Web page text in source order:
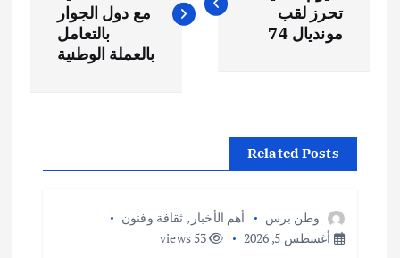
تحرز لقب
مونديال 74
مع دول الجوار
بالتعامل
بالعملة الوطنية
Related Posts
وطن برس أهم الأخبار , ثقافة وفنون
أغسطس 5, 2026
53 views